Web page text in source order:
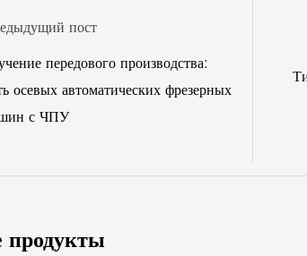
пост
передового производства:
осевых автоматических фрезерных
с ЧПУ